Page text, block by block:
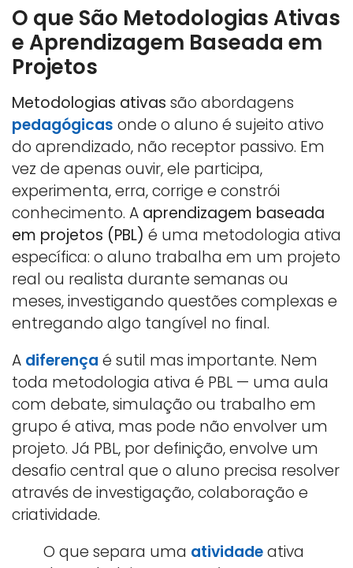
O que São Metodologias Ativas
e Aprendizagem Baseada em
Projetos
Metodologias ativas são abordagens
pedagógicas onde o aluno é sujeito ativo
do aprendizado, não receptor passivo. Em
vez de apenas ouvir, ele participa,
experimenta, erra, corrige e constrói
conhecimento. A aprendizagem baseada
em projetos (PBL) é uma metodologia ativa
específica: o aluno trabalha em um projeto
real ou realista durante semanas ou
meses, investigando questões complexas e
entregando algo tangível no final.
A diferença é sutil mas importante. Nem
toda metodologia ativa é PBL — uma aula
com debate, simulação ou trabalho em
grupo é ativa, mas pode não envolver um
projeto. Já PBL, por definição, envolve um
desafio central que o aluno precisa resolver
através de investigação, colaboração e
criatividade.
O que separa uma atividadeativa